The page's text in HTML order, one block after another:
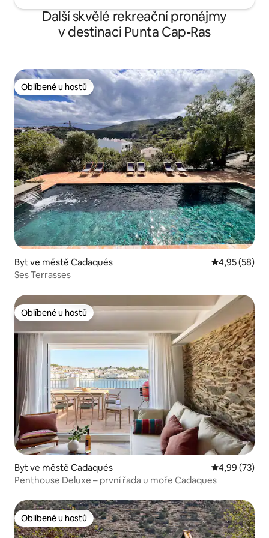
Další skvělé rekreační pronájmy
v destinaci Punta Cap-Ras
Oblíbené u hostů
Oblíbené u hostů
Byt ve městě Cadaqués Průměrné
4,95 (58)
Ses Terrasses
Oblíbené u hostů
Oblíbené u hostů
Byt ve městě Cadaqués Průměrné
4,99 (73)
Penthouse Deluxe – první řada u moře Cadaques
Oblíbené u hostů
Oblíbené u hostů